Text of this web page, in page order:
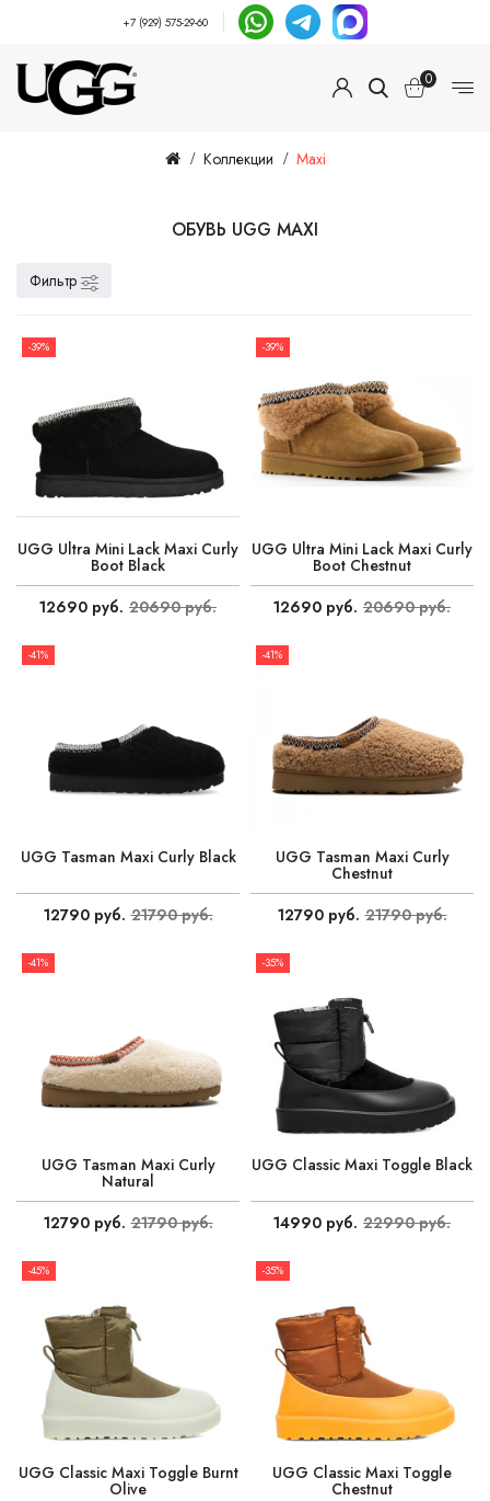
+7 (929) 575-29-60
0
Коллекции Maxi
ОБУВЬ UGG MAXI
Фильтр
-39%
UGG Ultra Mini Lack Maxi Curly
Boot Black
12690 руб. 20690 руб.
-39%
UGG Ultra Mini Lack Maxi Curly
Boot Chestnut
12690 руб. 20690 руб.
-41%
UGG Tasman Maxi Curly Black
12790 руб. 21790 руб.
-41%
UGG Tasman Maxi Curly
Chestnut
12790 руб. 21790 руб.
-41%
UGG Tasman Maxi Curly
Natural
12790 руб. 21790 руб.
-35%
UGG Classic Maxi Toggle Black
14990 руб. 22990 руб.
-45%
UGG Classic Maxi Toggle Burnt
Olive
-35%
UGG Classic Maxi Toggle
Chestnut